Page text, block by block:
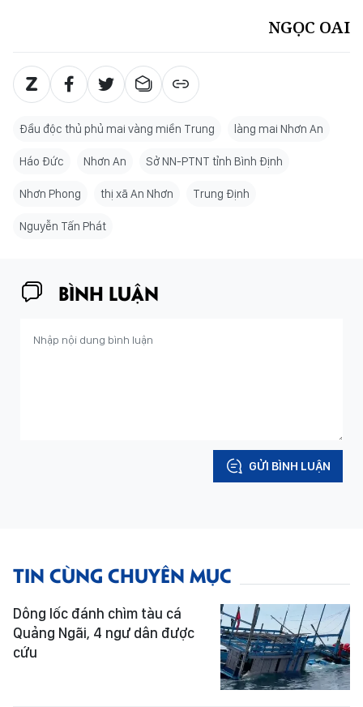
NGỌC OAI
Đầu độc thủ phủ mai vàng miền Trung làng mai Nhơn An
Háo Đức Nhơn An Sở NN-PTNT tỉnh Bình Định
Nhơn Phong thị xã An Nhơn Trung Định
Nguyễn Tấn Phát
BÌNH LUẬN
GỬI BÌNH LUẬN
TIN CÙNG CHUYÊN MỤC
Dông lốc đánh chìm tàu cá
Quảng Ngãi, 4 ngư dân được
cứu